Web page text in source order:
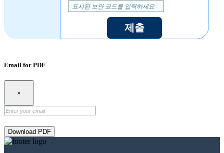
제출
Email for PDF
×
Download PDF